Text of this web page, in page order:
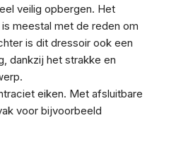
veilig opbergen. Het
meestal met de reden om
is dit dressoir ook een
dankzij het strakke en
eiken. Met afsluitbare
voor bijvoorbeeld